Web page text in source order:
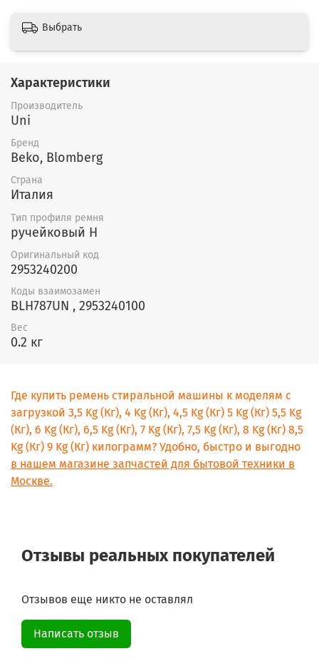
Выбрать
Характеристики
Производитель
Uni
Бренд
Beko, Blomberg
Страна
Италия
Тип профиля ремня
ручейковый H
Оригинальный код
2953240200
Коды взаимозамен
BLH787UN , 2953240100
Вес
0.2 кг
Где купить ремень стиральной машины к моделям с
загрузкой 3,5 Kg (Кг), 4 Kg (Кг), 4,5 Kg (Кг) 5 Kg (Кг) 5,5 Kg
(Кг), 6 Kg (Кг), 6,5 Kg (Кг), 7 Kg (Кг), 7,5 Kg (Кг), 8 Kg (Кг) 8,5
Kg (Кг) 9 Kg (Кг) килограмм? Удобно, быстро и выгодно
в нашем магазине запчастей для бытовой техники в
Москве.
Отзывы реальных покупателей
Отзывов еще никто не оставлял
Написать отзыв